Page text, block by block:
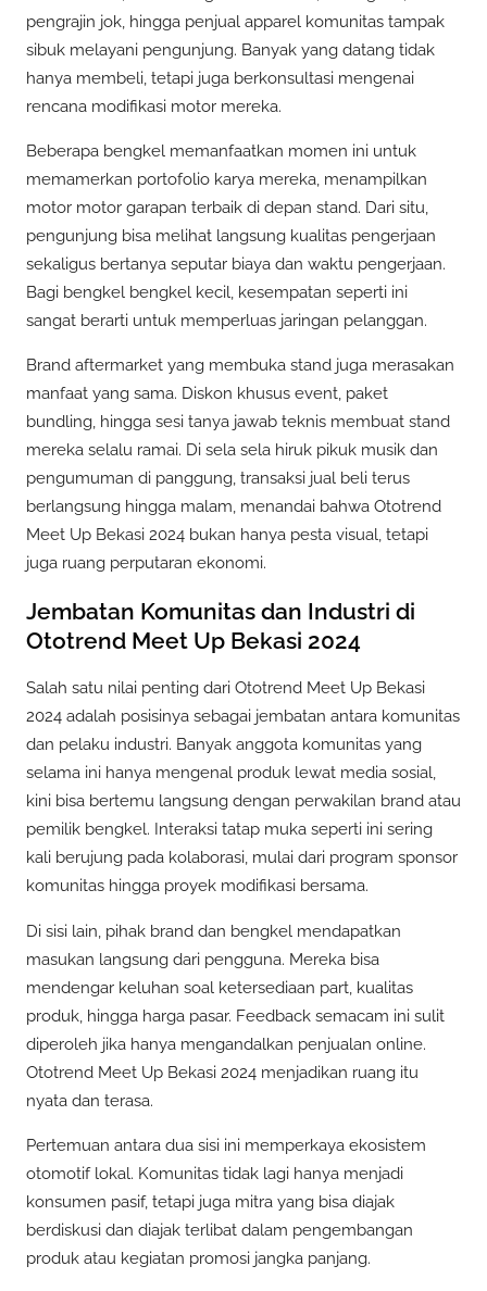
pengrajin jok, hingga penjual apparel komunitas tampak
sibuk melayani pengunjung. Banyak yang datang tidak
hanya membeli, tetapi juga berkonsultasi mengenai
rencana modifikasi motor mereka.
Beberapa bengkel memanfaatkan momen ini untuk
memamerkan portofolio karya mereka, menampilkan
motor motor garapan terbaik di depan stand. Dari situ,
pengunjung bisa melihat langsung kualitas pengerjaan
sekaligus bertanya seputar biaya dan waktu pengerjaan.
Bagi bengkel bengkel kecil, kesempatan seperti ini
sangat berarti untuk memperluas jaringan pelanggan.
Brand aftermarket yang membuka stand juga merasakan
manfaat yang sama. Diskon khusus event, paket
bundling, hingga sesi tanya jawab teknis membuat stand
mereka selalu ramai. Di sela sela hiruk pikuk musik dan
pengumuman di panggung, transaksi jual beli terus
berlangsung hingga malam, menandai bahwa Ototrend
Meet Up Bekasi 2024 bukan hanya pesta visual, tetapi
juga ruang perputaran ekonomi.
Jembatan Komunitas dan Industri di
Ototrend Meet Up Bekasi 2024
Salah satu nilai penting dari Ototrend Meet Up Bekasi
2024 adalah posisinya sebagai jembatan antara komunitas
dan pelaku industri. Banyak anggota komunitas yang
selama ini hanya mengenal produk lewat media sosial,
kini bisa bertemu langsung dengan perwakilan brand atau
pemilik bengkel. Interaksi tatap muka seperti ini sering
kali berujung pada kolaborasi, mulai dari program sponsor
komunitas hingga proyek modifikasi bersama.
Di sisi lain, pihak brand dan bengkel mendapatkan
masukan langsung dari pengguna. Mereka bisa
mendengar keluhan soal ketersediaan part, kualitas
produk, hingga harga pasar. Feedback semacam ini sulit
diperoleh jika hanya mengandalkan penjualan online.
Ototrend Meet Up Bekasi 2024 menjadikan ruang itu
nyata dan terasa.
Pertemuan antara dua sisi ini memperkaya ekosistem
otomotif lokal. Komunitas tidak lagi hanya menjadi
konsumen pasif, tetapi juga mitra yang bisa diajak
berdiskusi dan diajak terlibat dalam pengembangan
produk atau kegiatan promosi jangka panjang.